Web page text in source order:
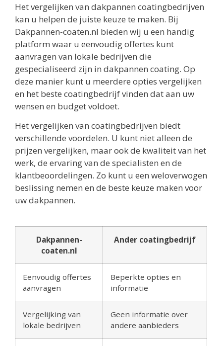
Het vergelijken van dakpannen coatingbedrijven
kan u helpen de juiste keuze te maken. Bij
Dakpannen-coaten.nl bieden wij u een handig
platform waar u eenvoudig offertes kunt
aanvragen van lokale bedrijven die
gespecialiseerd zijn in dakpannen coating. Op
deze manier kunt u meerdere opties vergelijken
en het beste coatingbedrijf vinden dat aan uw
wensen en budget voldoet.
Het vergelijken van coatingbedrijven biedt
verschillende voordelen. U kunt niet alleen de
prijzen vergelijken, maar ook de kwaliteit van het
werk, de ervaring van de specialisten en de
klantbeoordelingen. Zo kunt u een weloverwogen
beslissing nemen en de beste keuze maken voor
uw dakpannen.
Dakpannen-
coaten.nl
Ander coatingbedrijf
Eenvoudig offertes
aanvragen
Beperkte opties en
informatie
Vergelijking van
lokale bedrijven
Geen informatie over
andere aanbieders